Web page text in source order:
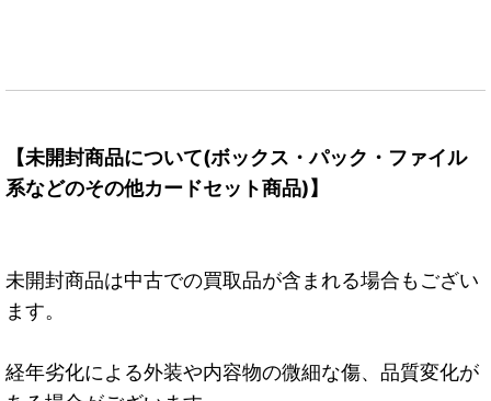
【未開封商品について(ボックス・パック・ファイル
系などのその他カードセット商品)】
未開封商品は中古での買取品が含まれる場合もござい
ます。
経年劣化による外装や内容物の微細な傷、品質変化が